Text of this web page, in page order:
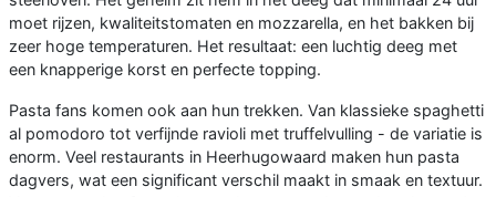
moet rijzen, kwaliteitstomaten en mozzarella, en het bakken bij
zeer hoge temperaturen. Het resultaat: een luchtig deeg met
een knapperige korst en perfecte topping.
Pasta fans komen ook aan hun trekken. Van klassieke spaghetti
al pomodoro tot verfijnde ravioli met truffelvulling - de variatie is
enorm. Veel restaurants in Heerhugowaard maken hun pasta
dagvers, wat een significant verschil maakt in smaak en textuur.